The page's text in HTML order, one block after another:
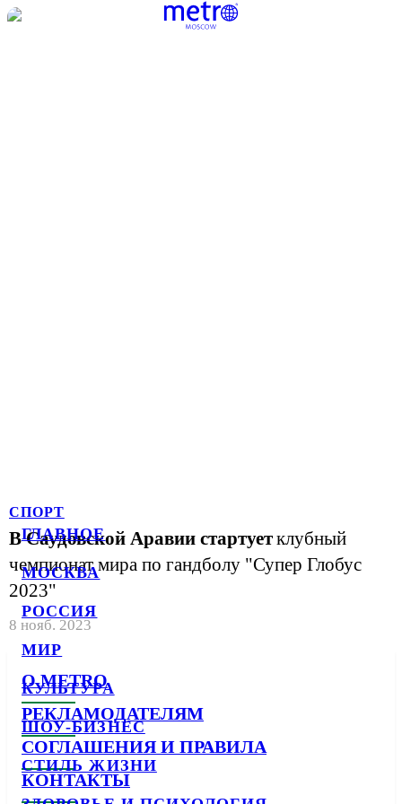
ГЛАВНОЕ
МОСКВА
РОССИЯ
МИР
КУЛЬТУРА
ШОУ-БИЗНЕС
СТИЛЬ ЖИЗНИ
СПОРТ
В Саудовской Аравии стартуетклубный
чемпионат мира по гандболу "Супер Глобус
2023"
8 нояб. 2023
О METRO
РЕКЛАМОДАТЕЛЯМ
СОГЛАШЕНИЯ И ПРАВИЛА
КОНТАКТЫ